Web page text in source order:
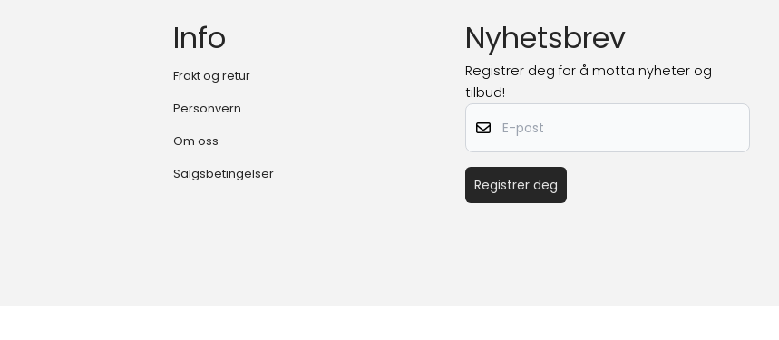
Info
Frakt og retur
Personvern
Om oss
Salgsbetingelser
Nyhetsbrev
Registrer deg for å motta nyheter og
tilbud!
E-post
Registrer deg